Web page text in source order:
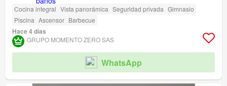
Cocina integral Vista panorámica Seguridad privada Gimnasio
Piscina Ascensor Barbecue
Hace 4 días
GRUPO MOMENTO ZERO SAS
WhatsApp